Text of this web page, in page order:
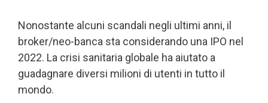
Nonostante alcuni scandali negli ultimi anni, il
broker/neo-banca sta considerando una IPO nel
2022. La crisi sanitaria globale ha aiutato a
guadagnare diversi milioni di utenti in tutto il
mondo.